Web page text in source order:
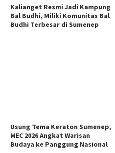
Kalianget Resmi Jadi Kampung
Bal Budhi, Miliki Komunitas Bal
Budhi Terbesar di Sumenep
Usung Tema Keraton Sumenep,
MEC 2026 Angkat Warisan
Budaya ke Panggung Nasional